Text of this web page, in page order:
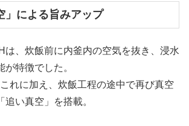
」による旨みアップ
は、炊飯前に内釜内の空気を抜き、浸水
が特徴でした。
れに加え、炊飯工程の途中で再び真空
い真空」を搭載。